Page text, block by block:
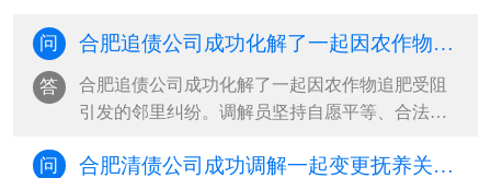
问 合肥追债公司成功化解了一起因农作物追肥受阻引发的邻里纠纷
答
合肥追债公司成功化解了一起因农作物追肥受阻
引发的邻里纠纷。调解员坚持自愿平等、合法合
疏导、情理交融的调解方式，充分发挥人民调解
问 合肥清债公司成功调解一起变更抚养关系纠纷，化解了一场剑拔弩张的抚养权纷争